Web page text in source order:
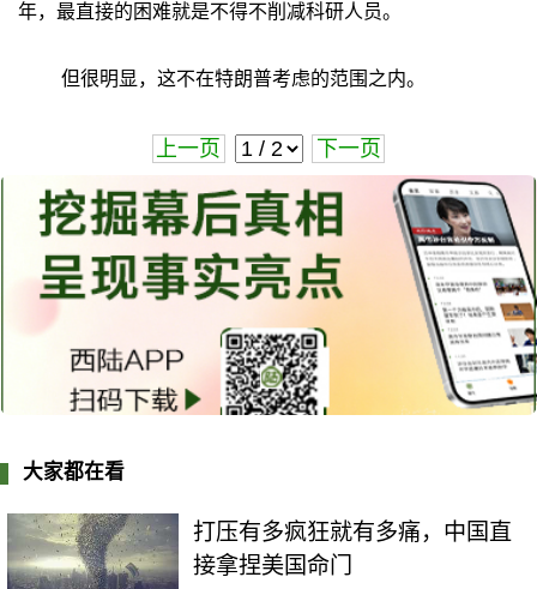
年，最直接的困难就是不得不削减科研人员。
但很明显，这不在特朗普考虑的范围之内。
上一页 下一页
大家都在看
打压有多疯狂就有多痛，中国直
接拿捏美国命门